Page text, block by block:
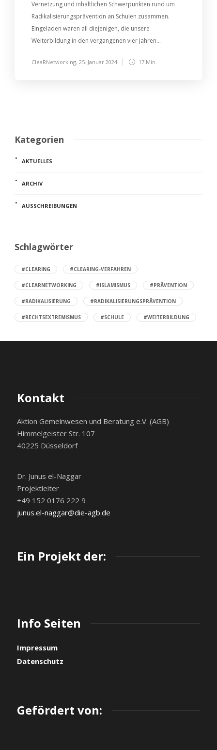
Vernetzung und inhaltlichen Schwerpunkten rund um
Radikalisierungsprävention an Schulen zusammen.
Eingeladen waren all diejenigen, die unsere
Weiterbildung in den vergangenen vier Jahren...
CleaRNetworking, 25. Januar 2024 17 Min.
Kategorien
AKTUELLES
ARCHIV
AUSSCHREIBUNGEN
Schlagwörter
#CLEARING #CLEARING-VERFAHREN
#CLEARNETWORKING #ISLAMISMUS #PRÄVENTION
#RADIKALISIERUNG #RADIKALISIERUNGSPRÄVENTION
#RECHTSEXTREMISMUS #SCHULE #WEITERBILDUNG
Kontakt
Aktion Gemeinwesen und Beratung e.V. (AGB)
Himmelgeister Str. 107
40225 Düsseldorf
Dr. Junus el-Naggar
Projektleiter
+49 152 0176 222 9
junus.el-naggar@die-agb.de
Ein Projekt der:
Info Seiten
Impressum
Datenschutz
Gefördert von: